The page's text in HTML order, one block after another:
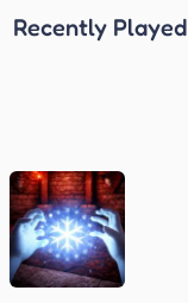
Recently Played